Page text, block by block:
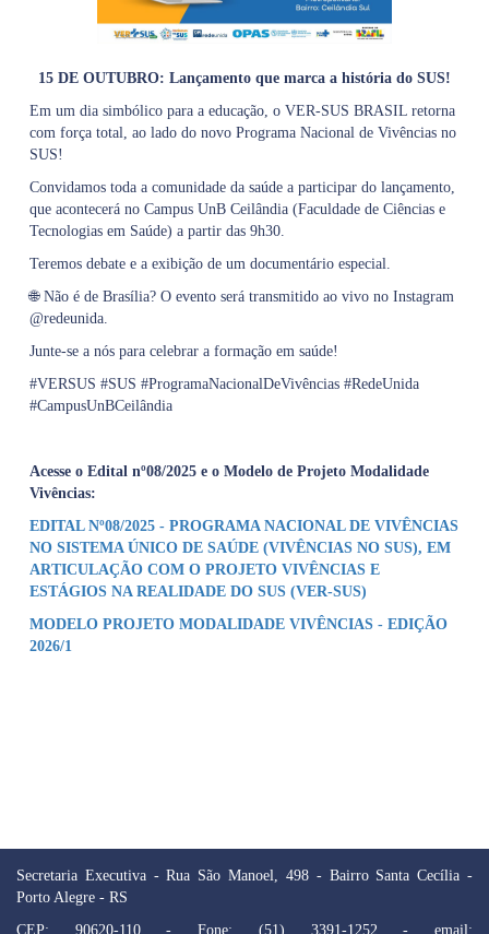
15 DE OUTUBRO: Lançamento que marca a história do SUS!
Em um dia simbólico para a educação, o VER-SUS BRASIL retorna
com força total, ao lado do novo Programa Nacional de Vivências no
SUS!
Convidamos toda a comunidade da saúde a participar do lançamento,
que acontecerá no Campus UnB Ceilândia (Faculdade de Ciências e
Tecnologias em Saúde) a partir das 9h30.
Teremos debate e a exibição de um documentário especial.
🌐 Não é de Brasília? O evento será transmitido ao vivo no Instagram
@redeunida.
Junte-se a nós para celebrar a formação em saúde!
#VERSUS #SUS #ProgramaNacionalDeVivências #RedeUnida
#CampusUnBCeilândia
Acesse o Edital nº08/2025 e o Modelo de Projeto Modalidade
Vivências:
EDITAL Nº08/2025 - PROGRAMA NACIONAL DE VIVÊNCIAS
NO SISTEMA ÚNICO DE SAÚDE (VIVÊNCIAS NO SUS), EM
ARTICULAÇÃO COM O PROJETO VIVÊNCIAS E
ESTÁGIOS NA REALIDADE DO SUS (VER-SUS)
MODELO PROJETO MODALIDADE VIVÊNCIAS - EDIÇÃO
2026/1
Secretaria Executiva - Rua São Manoel, 498 - Bairro Santa Cecília -
Porto Alegre - RS
CEP: 90620-110 - Fone: (51) 3391-1252 - email: